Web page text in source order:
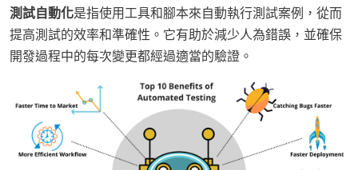
測試自動化是指使用工具和腳本來自動執行測試案例，從而
提高測試的效率和準確性。它有助於減少人為錯誤，並確保
開發過程中的每次變更都經過適當的驗證。